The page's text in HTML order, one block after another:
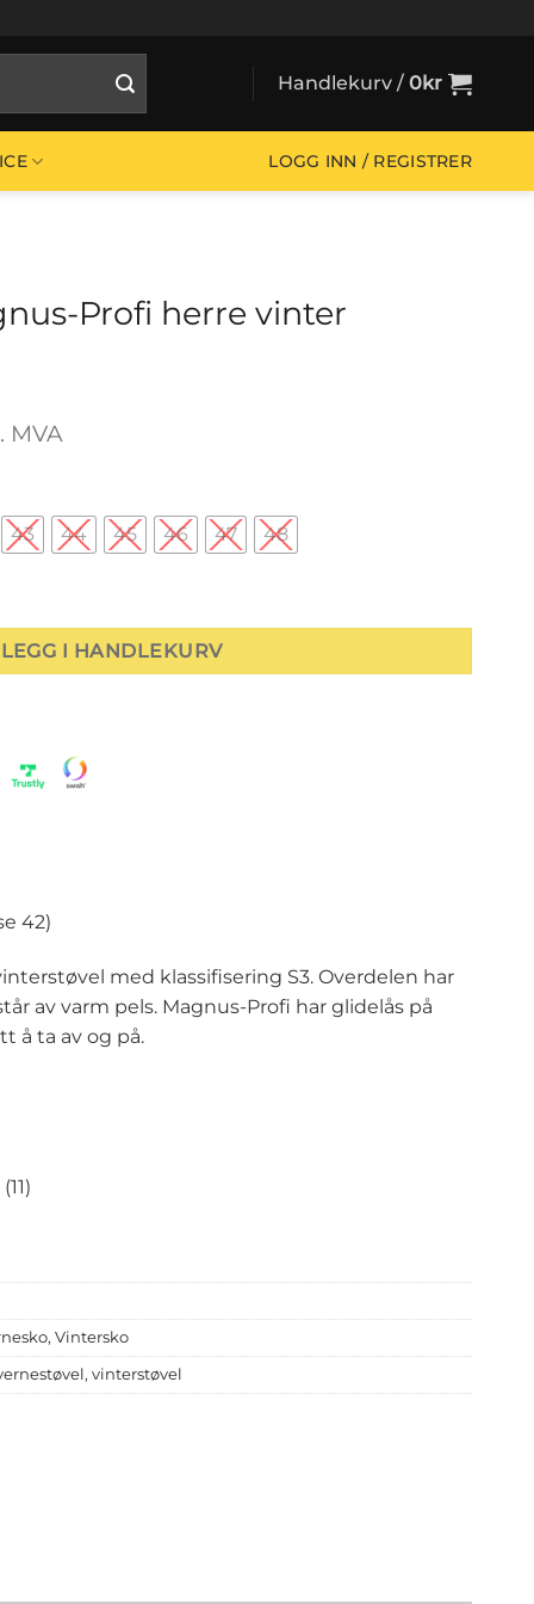
Handlekurv / 0kr
LOGG INN / REGISTRER
Profi herre vinter
MVA
43 44 45 46 47 48
LEGG I HANDLEKURV
42)
med klassifisering S3. Overdelen har
av varm pels. Magnus-Profi har glidelås på
å ta av og på.
, Vintersko
, vinterstøvel